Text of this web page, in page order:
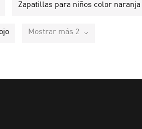
Zapatillas para niños color naranja
Mostrar más 2